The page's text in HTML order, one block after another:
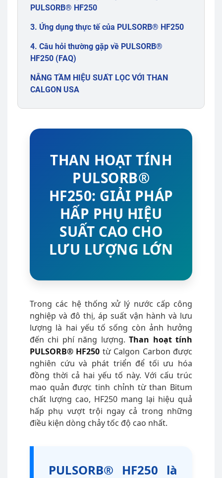
PULSORB® HF250
3. Ứng dụng thực tế của PULSORB® HF250
4. Câu hỏi thường gặp về PULSORB®
HF250 (FAQ)
NÂNG TẦM HIỆU SUẤT LỌC VỚI THAN
CALGON USA
THAN HOẠT TÍNH
PULSORB®
HF250: GIẢI PHÁP
HẤP PHỤ HIỆU
SUẤT CAO CHO
LƯU LƯỢNG LỚN
Trong các hệ thống xử lý nước cấp công
nghiệp và đô thị, áp suất vận hành và lưu
lượng là hai yếu tố sống còn ảnh hưởng
đến chi phí năng lượng.Than hoạt tính
PULSORB® HF250 từ Calgon Carbon được
nghiên cứu và phát triển để tối ưu hóa
đồng thời cả hai yếu tố này. Với cấu trúc
mao quản được tinh chỉnh từ than Bitum
chất lượng cao, HF250 mang lại hiệu quả
hấp phụ vượt trội ngay cả trong những
điều kiện dòng chảy tốc độ cao nhất.
PULSORB® HF250 là